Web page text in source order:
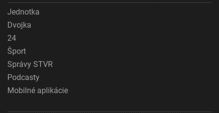
Jednotka
Dvojka
24
Šport
Správy STVR
Podcasty
Mobilné aplikácie